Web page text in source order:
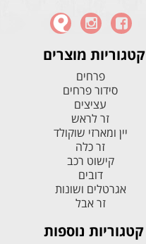
קטגוריות מוצרים
פרחים
סידור פרחים
עציצים
זר לראש
יין ומארזי שוקולד
זר כלה
קישוט רכב
דובים
אגרטלים ושונות
זר אבל
קטגוריות נוספות